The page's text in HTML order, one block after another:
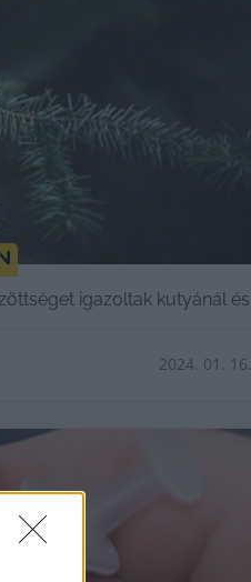
igazoltak kutyánál és
2024. 01. 16.